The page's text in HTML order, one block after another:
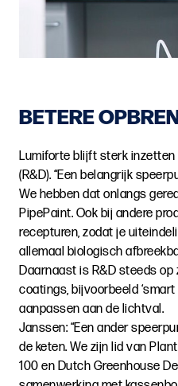
BETERE
Lumiforte blijft sterk inzetten
(R&D). “Een belangrijk
We hebben dat onlangs
PipePaint. Ook bij andere
recepturen, zodat je
allemaal biologisch
Daarnaast is R&D steeds op
coatings, bijvoorbeeld
aanpassen aan de lichtval.
Janssen: “Een ander
de keten. We zijn lid van
100 en Dutch Greenhouse